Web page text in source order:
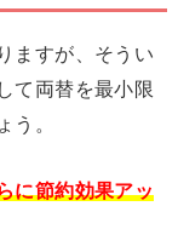
ますが、そうい
て両替を最小限
う。
に節約効果アッ